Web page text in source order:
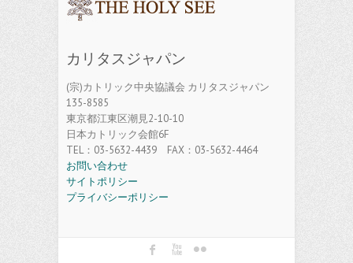
カリタスジャパン
(宗)カトリック中央協議会 カリタスジャパン
135-8585
東京都江東区潮見2-10-10
日本カトリック会館6F
TEL：03-5632-4439 FAX：03-5632-4464
お問い合わせ
サイトポリシー
プライバシーポリシー